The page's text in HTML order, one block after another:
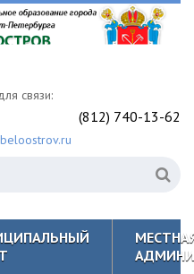
связи:
(812) 740-13-62